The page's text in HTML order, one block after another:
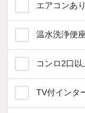
エアコンあり
温水洗浄便座
コンロ2口以
TV付インタ